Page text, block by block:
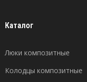
Каталог
Люки композитные
Колодцы композитные